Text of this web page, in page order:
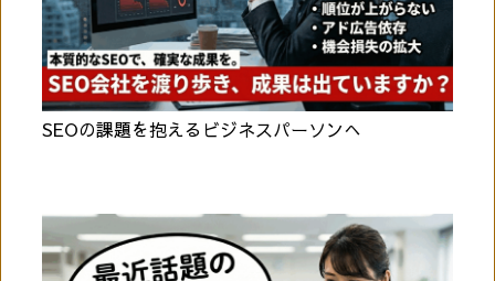
SEOの課題を抱えるビジネスパーソンへ